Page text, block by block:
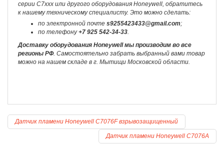
серии C7xxx или другого оборудования Honeywell, обратитесь
к нашему техническому специалисту. Это можно сделать:
по электронной почте s9255423433@gmail.com;
по телефону+7 925 542-34-33.
Доставку оборудования Honeywell мы производим во все
регионы РФ. Самостоятельно забрать выбранный вами товар
можно на нашем складе в г. Мытищи Московской области.
Датчик пламени Honeywell C7076F взрывозащищенный
Датчик пламени Honeywell C7076A